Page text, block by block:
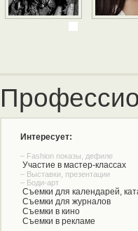
Интересует:
– Fashion показы, дефиле
Участие в мастер-классах
– Выставки, презентации
– Боди-арт
Съемки для календарей,
Съемки для журналов
Съемки в кино
Съемки в рекламе